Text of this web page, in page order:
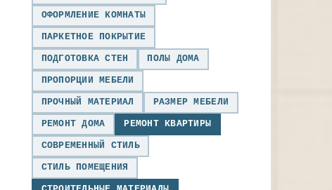
ОФОРМЛЕНИЕ КОМНАТЫ
ПАРКЕТНОЕ ПОКРЫТИЕ
ПОДГОТОВКА СТЕН ПОЛЫ ДОМА
ПРОПОРЦИИ МЕБЕЛИ
ПРОЧНЫЙ МАТЕРИАЛ РАЗМЕР МЕБЕЛИ
РЕМОНТ ДОМА РЕМОНТ КВАРТИРЫ
СОВРЕМЕННЫЙ СТИЛЬ
СТИЛЬ ПОМЕЩЕНИЯ